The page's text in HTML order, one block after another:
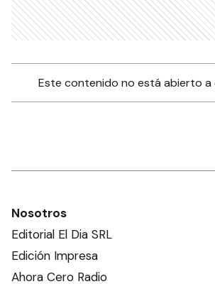
Este contenido no está abierto a
Nosotros
Editorial El Dia SRL
Edición Impresa
Ahora Cero Radio